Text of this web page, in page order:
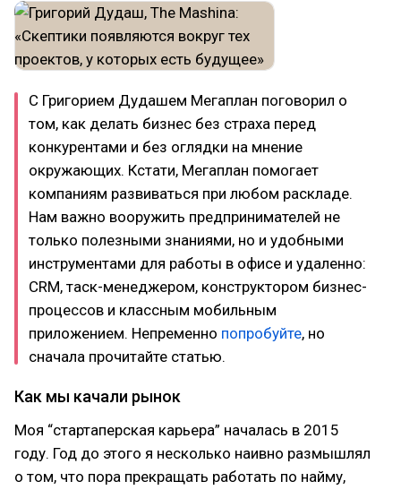
С Григорием Дудашем Мегаплан поговорил о
том, как делать бизнес без страха перед
конкурентами и без оглядки на мнение
окружающих. Кстати, Мегаплан помогает
компаниям развиваться при любом раскладе.
Нам важно вооружить предпринимателей не
только полезными знаниями, но и удобными
инструментами для работы в офисе и удаленно:
CRM, таск-менеджером, конструктором бизнес-
процессов и классным мобильным
приложением. Непременно попробуйте, но
сначала прочитайте статью.
Как мы качали рынок
Моя “стартаперская карьера” началась в 2015
году. Год до этого я несколько наивно размышлял
о том, что пора прекращать работать по найму,